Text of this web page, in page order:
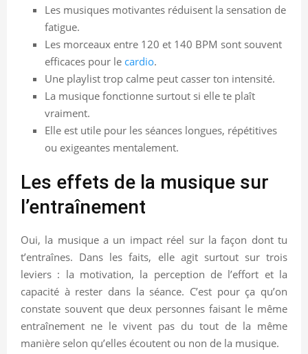
Les musiques motivantes réduisent la sensation de
fatigue.
Les morceaux entre 120 et 140 BPM sont souvent
efficaces pour le cardio.
Une playlist trop calme peut casser ton intensité.
La musique fonctionne surtout si elle te plaît
vraiment.
Elle est utile pour les séances longues, répétitives
ou exigeantes mentalement.
Les effets de la musique sur
l’entraînement
Oui, la musique a un impact réel sur la façon dont tu
t’entraînes. Dans les faits, elle agit surtout sur trois
leviers : la motivation, la perception de l’effort et la
capacité à rester dans la séance. C’est pour ça qu’on
constate souvent que deux personnes faisant le même
entraînement ne le vivent pas du tout de la même
manière selon qu’elles écoutent ou non de la musique.